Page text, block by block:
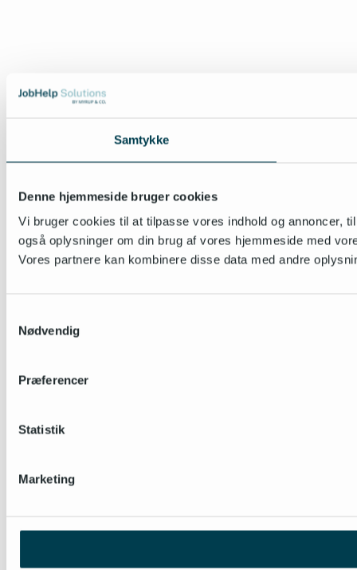
Samtykke
Denne hjemmeside bruger cookies
Vi bruger cookies til at tilpasse vores indhold og annoncer,
også oplysninger om din brug af vores hjemmeside med
Vores partnere kan kombinere disse data med andre
Nødvendig
Præferencer
Statistik
Marketing